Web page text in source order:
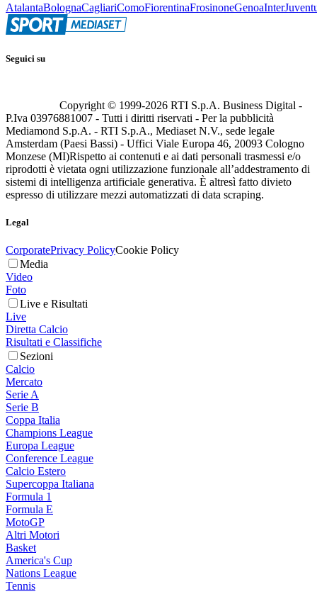
AtalantaBolognaCagliariComoFiorentinaFrosinoneGenoaInter
Seguici su
Copyright © 1999-2026 RTI S.p.A. Business Digital -
P.Iva 03976881007 - Tutti i diritti riservati - Per la pubblicità
Mediamond S.p.A. - RTI S.p.A., Mediaset N.V., sede legale
Amsterdam (Paesi Bassi) - Uffici Viale Europa 46, 20093 Cologno
Monzese (MI)Rispetto ai contenuti e ai dati personali trasmessi e/o
riprodotti è vietata ogni utilizzazione funzionale all’addestramento di
sistemi di intelligenza artificiale generativa. È altresì fatto divieto
espresso di utilizzare mezzi automatizzati di data scraping.
Legal
CorporatePrivacy PolicyCookie Policy
Media
Video
Foto
Live e Risultati
Live
Diretta Calcio
Risultati e Classifiche
Sezioni
Calcio
Mercato
Serie A
Serie B
Coppa Italia
Champions League
Europa League
Conference League
Calcio Estero
Supercoppa Italiana
Formula 1
Formula E
MotoGP
Altri Motori
Basket
America's Cup
Nations League
Tennis